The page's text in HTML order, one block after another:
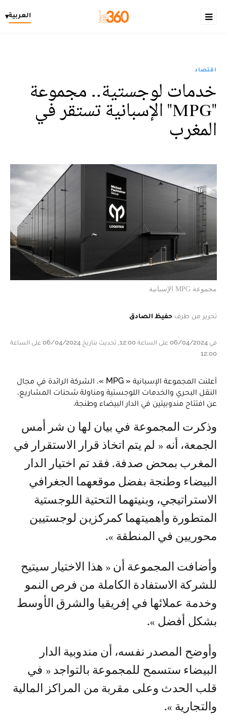
العربية▾
اقتصاد
خدمات لوجستية.. مجموعة
"MPG" الإسبانية تستقر في
المغرب
مجموعة MPG الإسبانية
تحرير من طرف حفيظ الصادق
في 06/04/2024 على الساعة 12:00, تحديث بتاريخ 06/04/2024 على الساعة
12:00
أعلنت المجموعة الإسبانية « MPG »، الشركة الرائدة في مجال
النقل البحري والخدمات اللوجستية ومناولة شحنات المشاريع،
عن افتتاح مندوبيتين في الدار البيضاء وطنجة.
وذكرت المجموعة في بيان لها ن شر أمس
الجمعة، أنه « لم يتم اتخاذ قرار الاستقرار في
المغرب بمحض صدفة. فقد تم اختيار الدار
البيضاء وطنجة بفضل موقعهما الجغرافي
الاستراتيجي، وبنيتهما التحتية اللوجستية
المتطورة وأهميتهما كمركزين لوجستيين
محوريين في المنطقة ».
وأضافت المجموعة أن « هذا الاختيار سيتيح
للشركة الاستفادة الكاملة من فرص النمو
وخدمة عملائها في إفريقيا والشرق الأوسط
بشكل أفضل ».
وأوضح المصدر نفسه، أن مندوبية الدار
البيضاء ستسمح للمجموعة بالتواجد « في
قلب الحدث وعلى مقربة من المراكز المالية
والتجارية ».